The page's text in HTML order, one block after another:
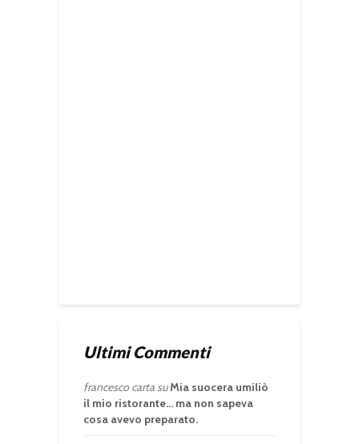
Ultimi Commenti
francesco cartasuMia suocera umiliò
il mio ristorante… ma non sapeva
cosa avevo preparato.